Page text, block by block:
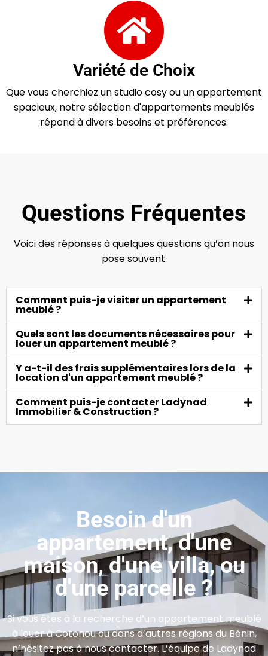
Variété de Choix
Que vous cherchiez un studio cosy ou un appartement
spacieux, notre sélection d'appartements meublés
répond à divers besoins et préférences.
Questions Fréquentes
Voici des réponses à quelques questions qu’on nous
pose souvent.
Comment puis-je visiter un appartement
meublé ?
Quels sont les documents nécessaires pour
louer un appartement meublé ?
Y a-t-il des frais supplémentaires lors de la
location d'un appartement meublé ?
Comment puis-je contacter Ladynad
Immobilier & Construction ?
Besoin d'un
appartement, d'une
maison, d'une villa, ou
d'une parcelle ?
Si vous êtes à la recherche d’un appartement meublé
à louer à Cotonou ou dans d’autres régions du Bénin,
n’hésitez pas à nous contacter. L’équipe de Ladynad